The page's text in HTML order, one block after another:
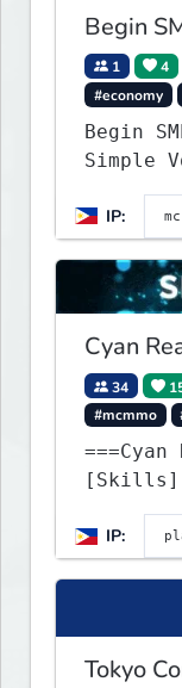
Begin
1 4
#economy
Begin SMP [ ☠
Simple
IP:
Cyan
34
#mcmmo
[Skills]
IP:
Tokyo